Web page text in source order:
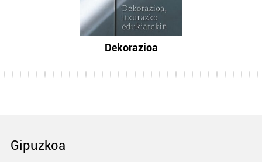
Dekorazioa
Gipuzkoa